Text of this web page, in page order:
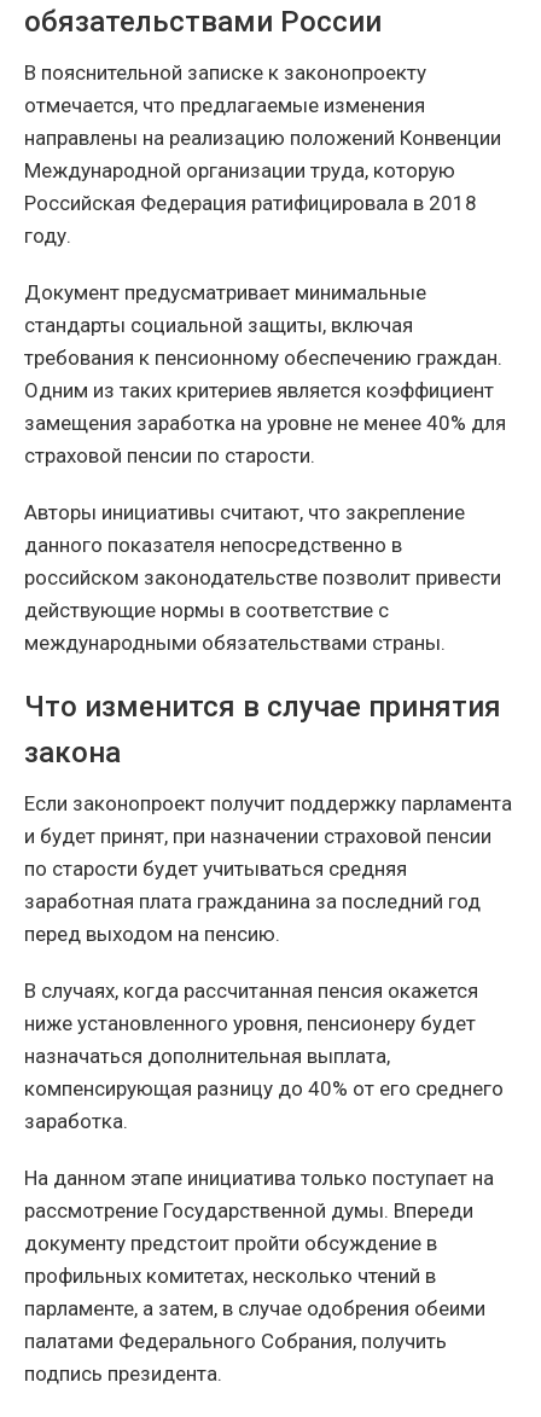
обязательствами России
В пояснительной записке к законопроекту
отмечается, что предлагаемые изменения
направлены на реализацию положений Конвенции
Международной организации труда, которую
Российская Федерация ратифицировала в 2018
году.
Документ предусматривает минимальные
стандарты социальной защиты, включая
требования к пенсионному обеспечению граждан.
Одним из таких критериев является коэффициент
замещения заработка на уровне не менее 40% для
страховой пенсии по старости.
Авторы инициативы считают, что закрепление
данного показателя непосредственно в
российском законодательстве позволит привести
действующие нормы в соответствие с
международными обязательствами страны.
Что изменится в случае принятия
закона
Если законопроект получит поддержку парламента
и будет принят, при назначении страховой пенсии
по старости будет учитываться средняя
заработная плата гражданина за последний год
перед выходом на пенсию.
В случаях, когда рассчитанная пенсия окажется
ниже установленного уровня, пенсионеру будет
назначаться дополнительная выплата,
компенсирующая разницу до 40% от его среднего
заработка.
На данном этапе инициатива только поступает на
рассмотрение Государственной думы. Впереди
документу предстоит пройти обсуждение в
профильных комитетах, несколько чтений в
парламенте, а затем, в случае одобрения обеими
палатами Федерального Собрания, получить
подпись президента.